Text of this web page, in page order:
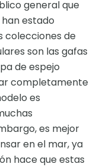
general que
estado
colecciones de
son las gafas
de espejo
completamente
es
es mejor
en el mar, ya
hace que estas